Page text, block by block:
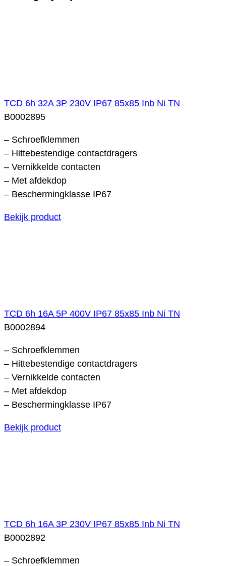
TCD 6h 32A 3P 230V IP67 85x85 Inb Ni TN
B0002895
– Schroefklemmen
– Hittebestendige contactdragers
– Vernikkelde contacten
– Met afdekdop
– Beschermingklasse IP67
Bekijk product
TCD 6h 16A 5P 400V IP67 85x85 Inb Ni TN
B0002894
– Schroefklemmen
– Hittebestendige contactdragers
– Vernikkelde contacten
– Met afdekdop
– Beschermingklasse IP67
Bekijk product
TCD 6h 16A 3P 230V IP67 85x85 Inb Ni TN
B0002892
– Schroefklemmen